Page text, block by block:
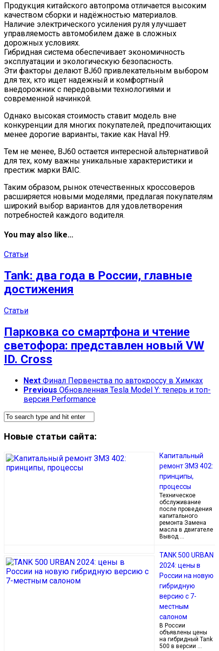
Продукция китайского автопрома отличается высоким
качеством сборки и надёжностью материалов.
Наличие электрического усиления руля улучшает
управляемость автомобилем даже в сложных
дорожных условиях.
Гибридная система обеспечивает экономичность
эксплуатации и экологическую безопасность.
Эти факторы делают BJ60 привлекательным выбором
для тех, кто ищет надежный и комфортный
внедорожник с передовыми технологиями и
современной начинкой.
Однако высокая стоимость ставит модель вне
конкуренции для многих покупателей, предпочитающих
менее дорогие варианты, такие как Haval H9.
Тем не менее, BJ60 остается интересной альтернативой
для тех, кому важны уникальные характеристики и
престиж марки BAIC.
Таким образом, рынок отечественных кроссоверов
расширяется новыми моделями, предлагая покупателям
широкий выбор вариантов для удовлетворения
потребностей каждого водителя.
You may also like...
Статьи
Tank: два года в России, главные
достижения
Статьи
Парковка со смартфона и чтение
светофора: представлен новый VW
ID. Cross
Next Финал Первенства по автокроссу в Химках
Previous Обновленная Tesla Model Y: теперь и топ-
версия Performance
Новые статьи сайта:
Капитальный
ремонт ЗМЗ 402:
принципы,
процессы
Техническое
обслуживание
после проведения
капитального
ремонта Замена
масла в двигателе
Вывод …
TANK 500 URBAN
2024: цены в
России на новую
гибридную
версию с 7-
местным
салоном
В России
объявлены цены
на гибридный Tank
500 в версии …